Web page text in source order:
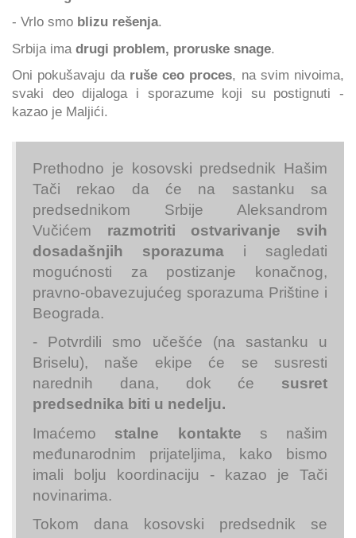
- Vrlo smo blizu rešenja.
Srbija ima drugi problem, proruske snage.
Oni pokušavaju da ruše ceo proces, na svim nivoima,
svaki deo dijaloga i sporazume koji su postignuti -
kazao je Maljići.
Prethodno je kosovski predsednik Hašim
Tači rekao da će na sastanku sa
predsednikom Srbije Aleksandrom
Vučićem razmotriti ostvarivanje svih
dosadašnjih sporazuma i sagledati
mogućnosti za postizanje konačnog,
pravno-obavezujućeg sporazuma Prištine i
Beograda.
- Potvrdili smo učešće (na sastanku u
Briselu), naše ekipe će se susresti
narednih dana, dok će susret
predsednika biti u nedelju.
Imaćemo stalne kontakte s našim
međunarodnim prijateljima, kako bismo
imali bolju koordinaciju - kazao je Tači
novinarima.
Tokom dana kosovski predsednik se